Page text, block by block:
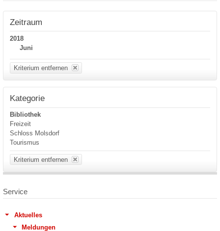
Zeitraum
2018
Juni
Kriterium entfernen
Kategorie
Bibliothek
Freizeit
Schloss Molsdorf
Tourismus
Kriterium entfernen
Service
Aktuelles
Meldungen